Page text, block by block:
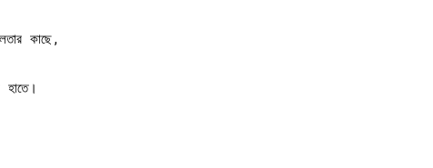
কাছে,